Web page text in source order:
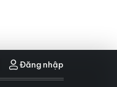
Đăng nhập